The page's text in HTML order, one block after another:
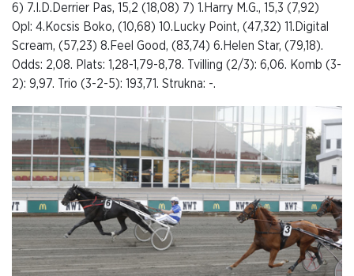
6) 7.I.D.Derrier Pas, 15,2 (18,08) 7) 1.Harry M.G., 15,3 (7,92)
Opl: 4.Kocsis Boko, (10,68) 10.Lucky Point, (47,32) 11.Digital
Scream, (57,23) 8.Feel Good, (83,74) 6.Helen Star, (79,18).
Odds: 2,08. Plats: 1,28-1,79-8,78. Tvilling (2/3): 6,06. Komb (3-
2): 9,97. Trio (3-2-5): 193,71. Strukna: -.